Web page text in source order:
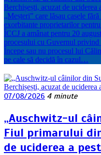
Berchișești, acuzat de
„Meșteri” care lăsau casele
exorbitante proprietarilor
ÎCCJ a amânat pentru 20
procesului cu Guvernul
Începe sau nu procesul lui
pe cale să decidă în cazul…
07/08/2026 4 minute
„Auschwitz-ul
Fiul primarului
de uciderea a